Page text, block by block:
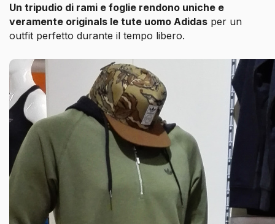
Un tripudio di rami e foglie rendono uniche e
veramente originals le tute uomo Adidas per un
outfit perfetto durante il tempo libero.